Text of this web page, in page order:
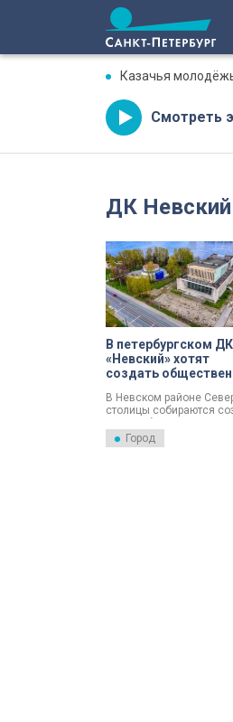
Казачья
Смотреть
ДК Невский
В петербургском ДК
«Невский» хотят
создать
В Невском районе
столицы собираются
пространство. Вторую
дадут зданию Дома
Город